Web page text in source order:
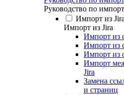
Руководство по
Импорт из
Импорт из Jira
Импорт из
Импорт из
Импорт из
Импорт
Jira
Замена
и страниц